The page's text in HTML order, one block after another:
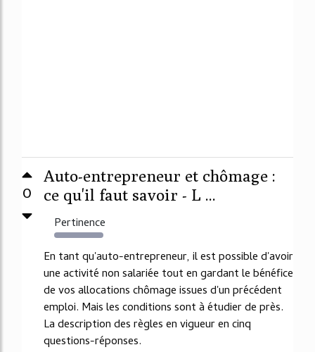
0
Auto-entrepreneur et chômage :
ce qu'il faut savoir - L ...
Pertinence
7504%
En tant qu'auto-entrepreneur, il est possible d'avoir
une activité non salariée tout en gardant le bénéfice
de vos allocations chômage issues d'un précédent
emploi. Mais les conditions sont à étudier de près.
La description des règles en vigueur en cinq
questions-réponses.